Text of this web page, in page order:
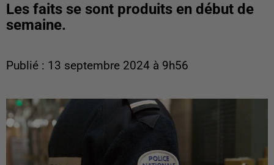
Les faits se sont produits en début de
semaine.
Publié : 13 septembre 2024 à 9h56